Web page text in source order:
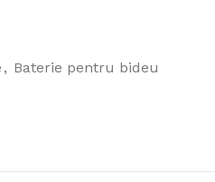
, Baterie pentru bideu